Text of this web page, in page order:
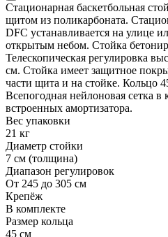
Стационарная баскетбольная
щитом из поликарбоната.
DFC устанавливается на улице
открытым небом. Стойка
Телескопическая регулировка
см. Стойка имеет защитное
части щита и на стойке. Кольцо
Всепогодная нейлоновая сетка в
встроенных амортизатора.
Вес упаковки
21 кг
Диаметр стойки
7 см (толщина)
Диапазон регулировок
От 245 до 305 см
Крепёж
В комплекте
Размер кольца
45 см